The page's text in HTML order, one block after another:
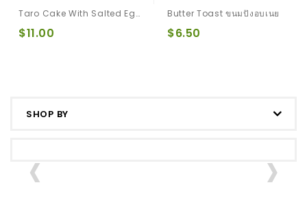
Taro Cake With Salted Egg 6 Pcs. ขนมเปี๊ยะไส้เผือกไข่เค็ม
$11.00
Butter Toast ขนมปังอบเนย
$6.50
SHOP BY
‹ ›